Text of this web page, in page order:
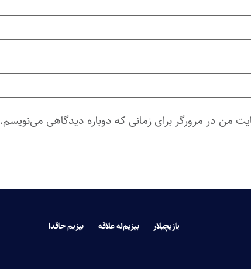
من در مرورگر برای زمانی که دوباره دیدگاهی می‌نویسم.
یازیچیلار بیزیم‌له علاقه بیزیم حاقدا